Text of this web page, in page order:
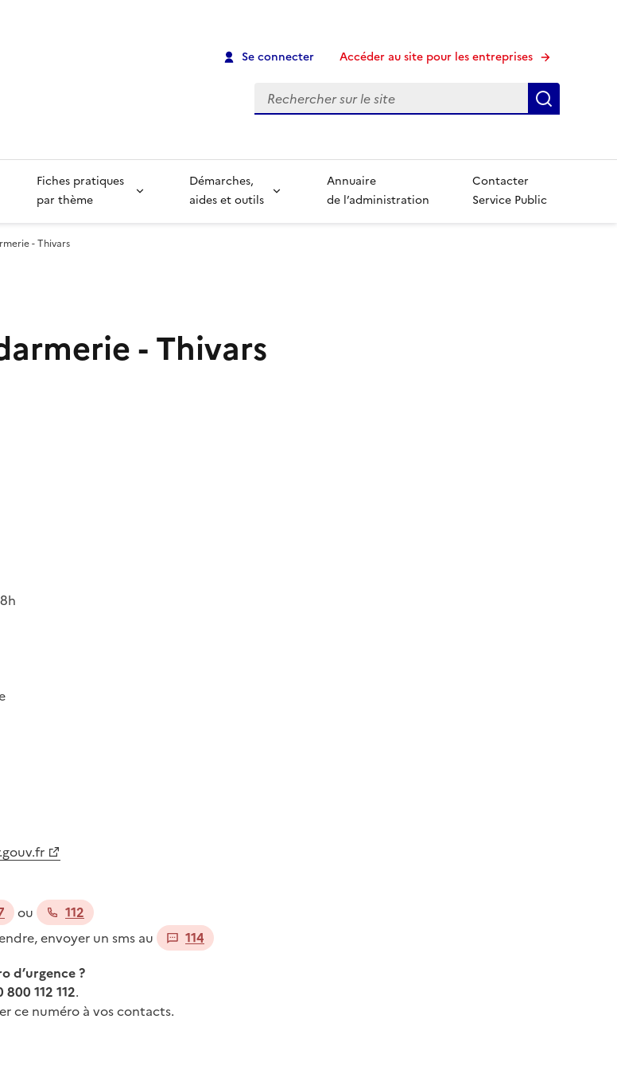
Se connecter Accéder au site pour les entreprises
Recherche
Fiches pratiques
par thème
Démarches,
aides et outils
Annuaire
de l’administration
Contacter
Service Public
- Thivars
- Thivars
ou
112
envoyer un sms au
114
d’urgence ?
112 112.
ce numéro à vos contacts.